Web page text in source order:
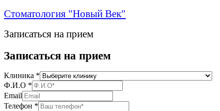
Стоматология "Новый Век"
Записаться на прием
Записаться на прием
Клиника *
Ф.И.О *
Email
Телефон *